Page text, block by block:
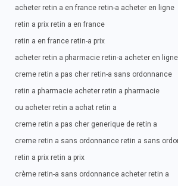
acheter retin a en france retin-a acheter en ligne
retin a prix retin a en france
retin a en france retin-a prix
acheter retin a pharmacie retin-a acheter en ligne
creme retin a pas cher retin-a sans ordonnance
retin a pharmacie acheter retin a pharmacie
ou acheter retin a achat retin a
creme retin a pas cher generique de retin a
creme retin a sans ordonnance retin a sans
retin a prix retin a prix
crème retin-a sans ordonnance acheter retin a